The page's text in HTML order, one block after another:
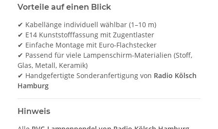
Vorteile auf einen Blick
✔ Kabellänge individuell wählbar (1–10 m)
✔ E14 Kunststofffassung mit Zugentlaster
✔ Einfache Montage mit Euro-Flachstecker
✔ Passend für viele Lampenschirm-Materialien (Stoff,
Glas, Metall, Keramik)
✔ Handgefertigte Sonderanfertigung von Radio Kölsch
Hamburg
Hinweis